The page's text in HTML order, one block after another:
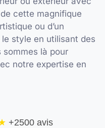
cette magnifique
ou d’un
style en utilisant des
là pour
notre expertise en
+2500 avis